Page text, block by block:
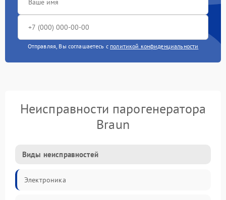
Отправляя, Вы соглашаетесь с политикой конфиденциальности
Неисправности парогенератора
Braun
Виды неисправностей
Электроника